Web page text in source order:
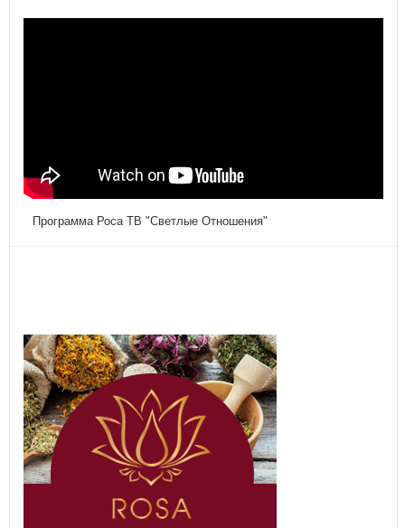
Программа Роса ТВ "Светлые Отношения"